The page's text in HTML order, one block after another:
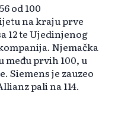
od 100
na kraju prve
12 te Ujedinjenog
Njemačka
među prvih 100, u
Siemens je zauzeo
pali na 114.